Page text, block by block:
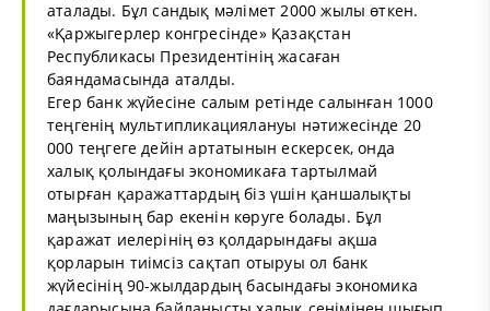
аталады. Бұл сандық мәлімет 2000 жылы өткен.
«Қаржыгерлер конгресінде» Қазақстан
Республикасы Президентінің жасаған
баяндамасында аталды.
Егер банк жүйесіне салым ретінде салынған 1000
теңгенің мультипликациялануы нәтижесінде 20
000 теңгеге дейін артатынын ескерсек, онда
халық қолындағы экономикаға тартылмай
отырған қаражаттардың біз үшін қаншалықты
маңызының бар екенін көруге болады. Бұл
қаражат иелерінің өз қолдарындағы ақша
қорларын тиімсіз сақтап отыруы ол банк
жүйесінің 90-жылдардың басындағы экономика